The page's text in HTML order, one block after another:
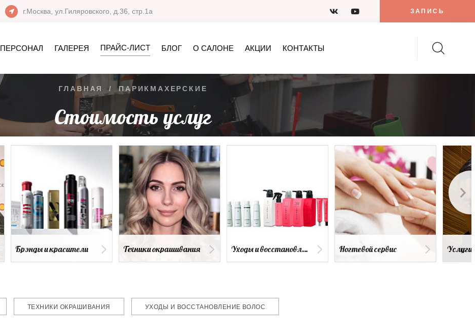
г.Москва, ул.Гиляровского, д.36, стр.1а ЗАПИСЬ
ПЕРСОНАЛ ГАЛЕРЕЯ ПРАЙС-ЛИСТ БЛОГ О САЛОНЕ АКЦИИ КОНТАКТЫ
ГЛАВНАЯ / ПАРИКМАХЕРСКИЕ
Стоимость услуг
Брэнды и красители Техники окрашивания Уходы и восстановление волос Ногтевой сервис
ТЕХНИКИ ОКРАШИВАНИЯ УХОДЫ И ВОССТАНОВЛЕНИЕ ВОЛОС